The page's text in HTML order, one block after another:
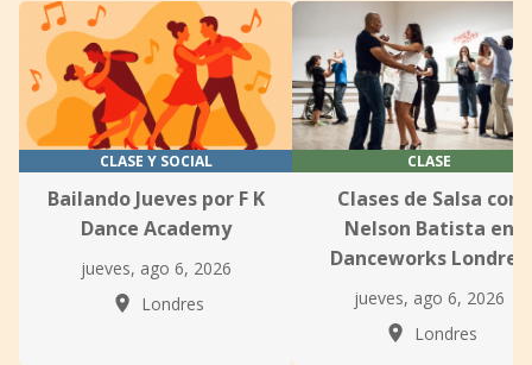
CLASE Y SOCIAL
Bailando Jueves por F K
Dance Academy
jueves, ago 6, 2026
Londres
CLASE
Clases de Salsa con
Nelson Batista en
Danceworks Londres
jueves, ago 6, 2026
Londres